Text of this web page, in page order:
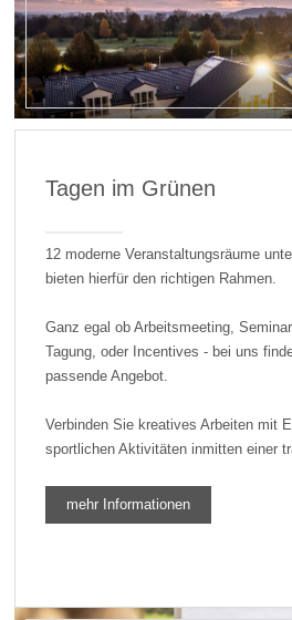
Tagen im Grünen
12 moderne Veranstaltungsräume
bieten hierfür den richtigen Rahmen.
Ganz egal ob Arbeitsmeeting,
Tagung, oder Incentives - bei uns
passende Angebot.
Verbinden Sie kreatives Arbeiten mit
sportlichen Aktivitäten inmitten einer
mehr Informationen